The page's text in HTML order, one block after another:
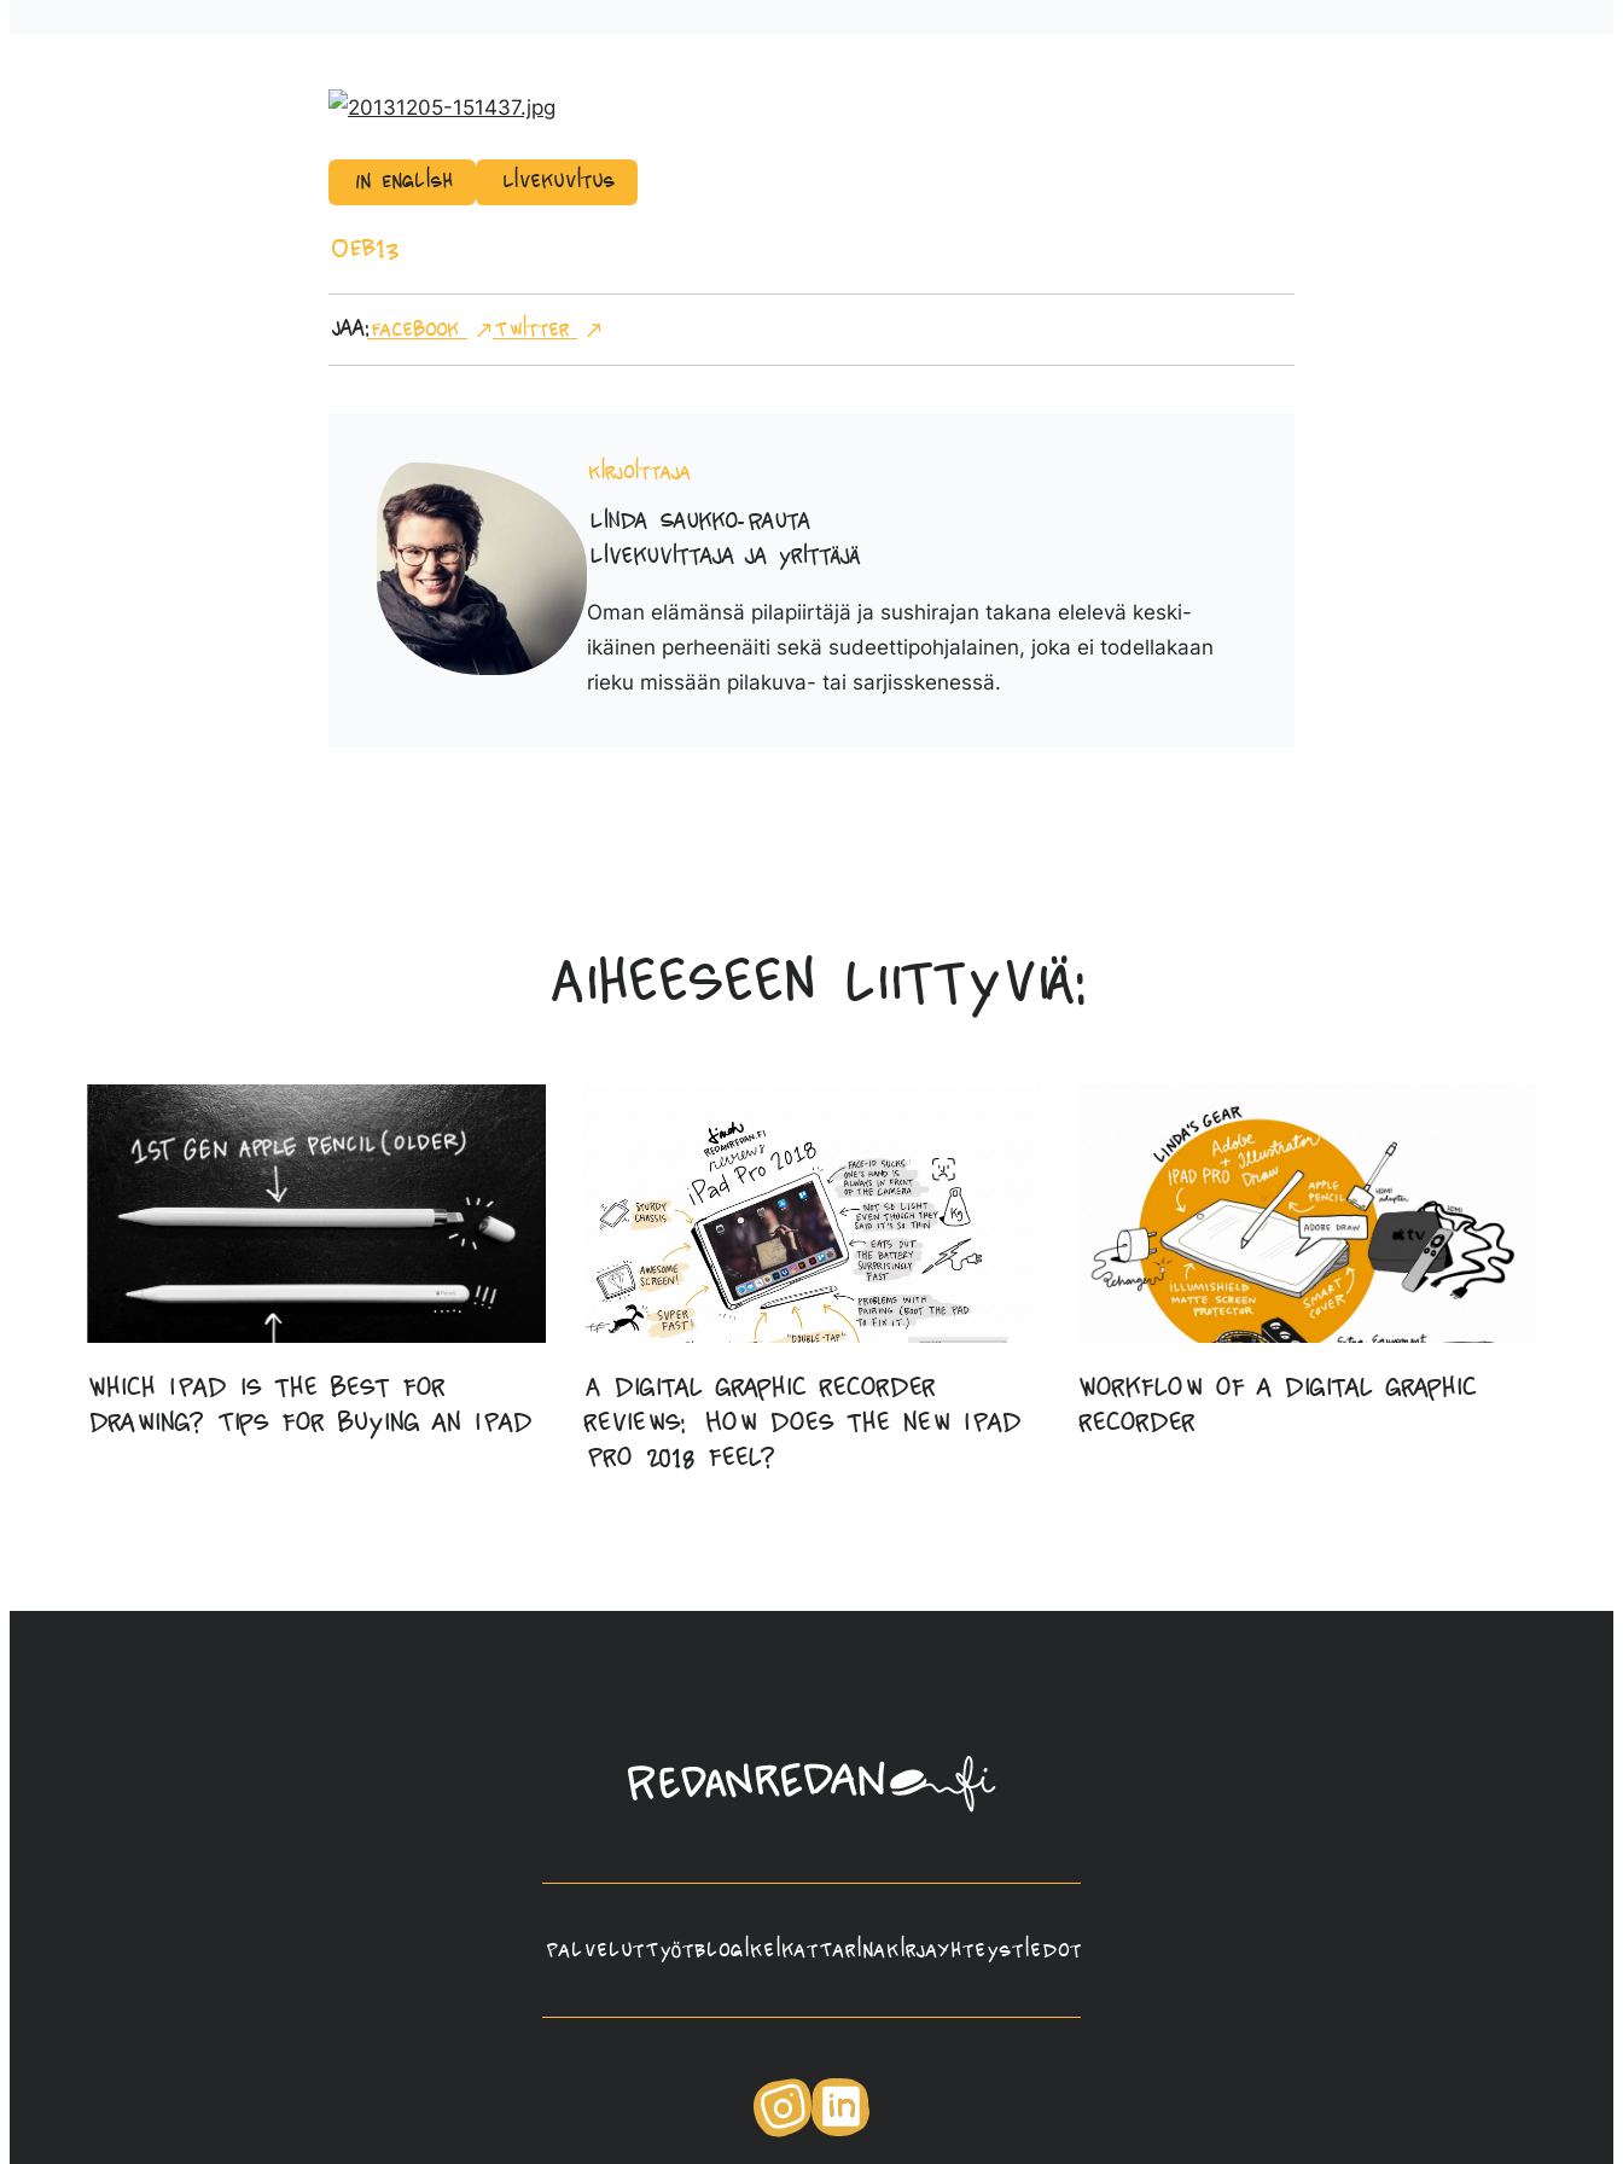
In English Livekuvitus
OEB13
Jaa:Facebook Twitter
Kirjoittaja
Linda Saukko-Rauta
Livekuvittaja ja yrittäjä
Oman elämänsä pilapiirtäjä ja sushirajan takana elelevä keski-
ikäinen perheenäiti sekä sudeettipohjalainen, joka ei todellakaan
rieku missään pilakuva- tai sarjisskenessä.
Aiheeseen liittyviä:
Which iPad is the best for
drawing? Tips for buying an iPad
A digital graphic recorder
reviews: How does the new iPad
Pro 2018 feel?
Workflow of a digital graphic
recorder
Linda
Saukko-
PalvelutTyötBlogiKeikatTarinaKirjaYhteystiedot
Instagram